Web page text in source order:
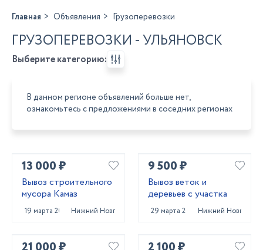
Главная Объявления Грузоперевозки
ГРУЗОПЕРЕВОЗКИ - УЛЬЯНОВСК
Выберите категорию:
В данном регионе объявлений больше нет,
ознакомьтесь с предложениями в соседних регионах
13 000 ₽
Вывоз строительного
мусора Камаз
19 марта 2025 Нижний Новгород
9 500 ₽
Вывоз веток и
деревьев с участка
29 марта 2025 Нижний Новгород